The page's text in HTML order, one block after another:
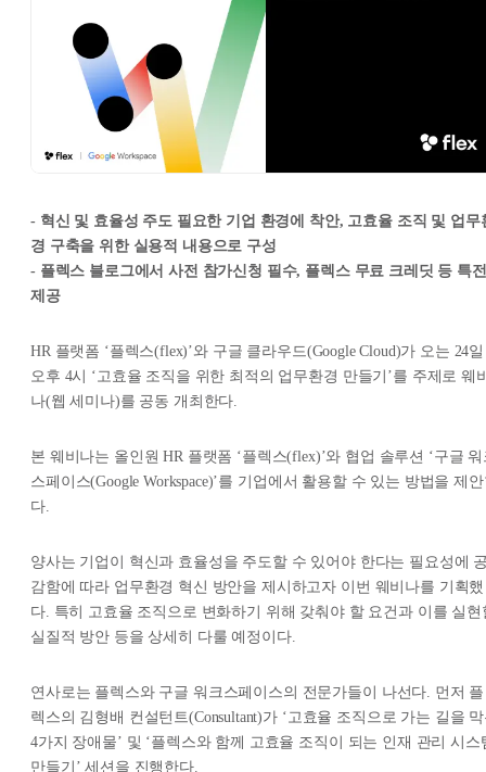
- 혁신 및 효율성 주도 필요한 기업 환경에 착안, 고효율 조직 및 업무
경 구축을 위한 실용적 내용으로 구성
- 플렉스 블로그에서 사전 참가신청 필수, 플렉스 무료 크레딧 등 특전
제공
HR 플랫폼 ‘플렉스(flex)’와 구글 클라우드(Google Cloud)가 오는 24일
오후 4시 ‘고효율 조직을 위한 최적의 업무환경 만들기’를 주제로 웨
나(웹 세미나)를 공동 개최한다.
본 웨비나는 올인원 HR 플랫폼 ‘플렉스(flex)’와 협업 솔루션 ‘구글 워
스페이스(Google Workspace)’를 기업에서 활용할 수 있는 방법을 제
다.
양사는 기업이 혁신과 효율성을 주도할 수 있어야 한다는 필요성에
감함에 따라 업무환경 혁신 방안을 제시하고자 이번 웨비나를 기획했
다. 특히 고효율 조직으로 변화하기 위해 갖춰야 할 요건과 이를 실현
실질적 방안 등을 상세히 다룰 예정이다.
연사로는 플렉스와 구글 워크스페이스의 전문가들이 나선다. 먼저 플
렉스의 김형배 컨설턴트(Consultant)가 ‘고효율 조직으로 가는 길을
4가지 장애물’ 및 ‘플렉스와 함께 고효율 조직이 되는 인재 관리 시스
만들기’ 세션을 진행한다.